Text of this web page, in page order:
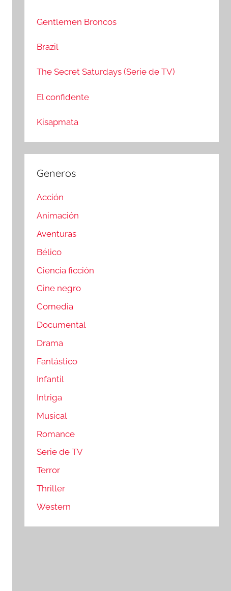
:Gentlemen Broncos
Brazil
The Secret Saturdays (Serie de TV)
El confidente
Kisapmata
Generos
Acción
Animación
Aventuras
Bélico
Ciencia ficción
Cine negro
Comedia
Documental
Drama
Fantástico
Infantil
Intriga
Musical
Romance
Serie de TV
Terror
Thriller
Western